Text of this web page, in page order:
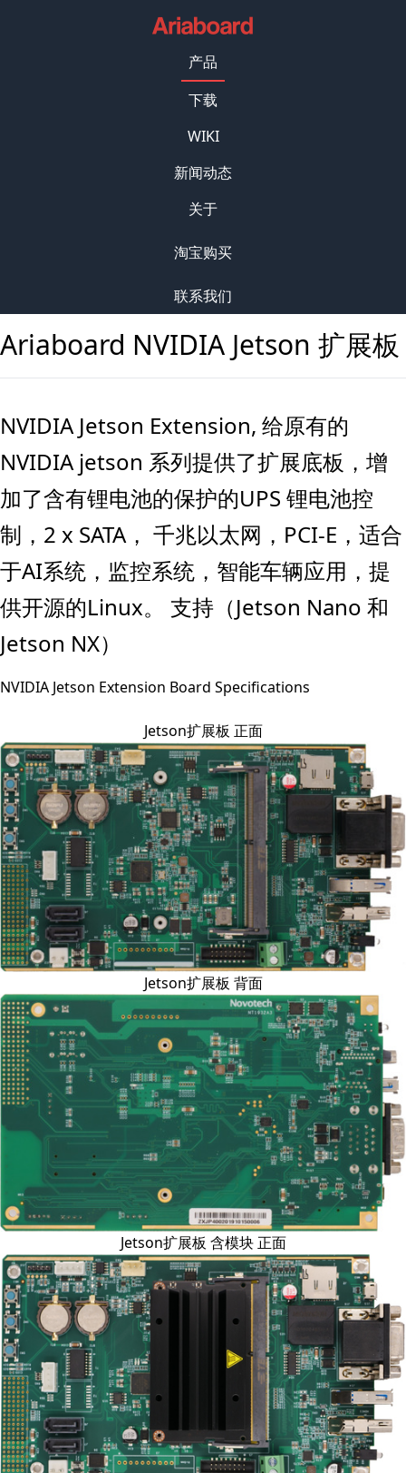
产品
下载
WIKI
新闻动态
关于
淘宝购买
联系我们
Ariaboard NVIDIA Jetson 扩展板
NVIDIA Jetson Extension, 给原有的
NVIDIA jetson 系列提供了扩展底板，增
加了含有锂电池的保护的UPS 锂电池控
制，2 x SATA， 千兆以太网，PCI-E，适合
于AI系统，监控系统，智能车辆应用，提
供开源的Linux。 支持（Jetson Nano 和
Jetson NX）
NVIDIA Jetson Extension Board Specifications
Jetson扩展板 正面
Jetson扩展板 背面
Jetson扩展板 含模块 正面